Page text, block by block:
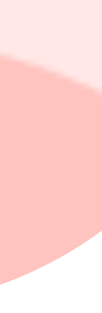
bli
exponering mot
att lagra information